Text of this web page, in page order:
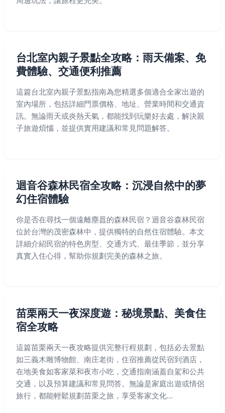
台北室內親子景點全攻略：雨天備案、免
費體驗、交通便利推薦
這篇台北室內親子景點指南為您精選多個適合全家出遊的
室內場所，包括詳細門票價格、地址、營業時間和交通資
訊。無論雨天或炎熱天氣，都能找到玩樂好去處，解決親
子旅遊煩惱，並提供實用建議和常見問題解答。
迴音谷森林民宿全攻略：沉浸自然中的夢
幻住宿體驗
你是否在尋找一個遠離塵囂的森林民宿？迴音谷森林民宿
位於台灣的茂密森林中，提供獨特的自然住宿體驗。本文
詳細介紹民宿的特色房型、交通方式、最佳季節，並分享
真實入住心得，幫助你規劃完美的森林之旅。
苗栗兩天一夜深度遊：秘境景點、美食住
宿全攻略
這篇苗栗兩天一夜攻略提供完整行程規劃，包括必去景點
如三義木雕博物館、南庄老街，住宿推薦從民宿到酒店，
在地美食如客家菜和夜市小吃，交通指南涵蓋自駕和公共
交通，以及預算建議和常見問答。無論是家庭出遊或情侶
旅行，都能輕鬆規劃苗栗之旅，享受客家文化...